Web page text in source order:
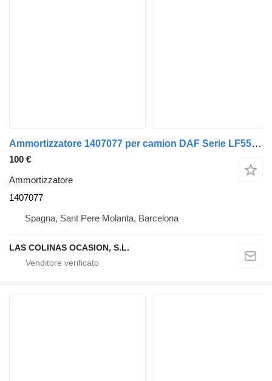
Ammortizzatore 1407077 per camion DAF Serie LF55.XXX desde 06
100 €
Ammortizzatore
1407077
Spagna, Sant Pere Molanta, Barcelona
LAS COLINAS OCASION, S.L.